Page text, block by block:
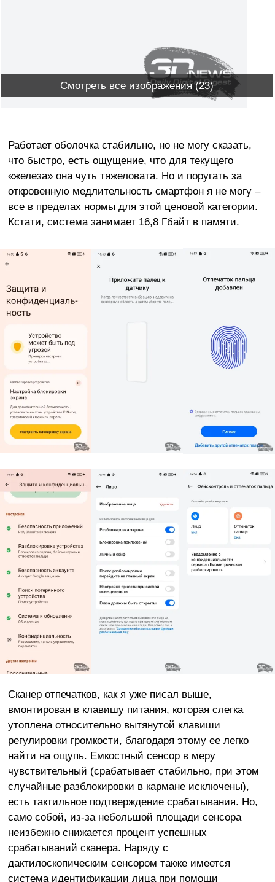
Смотреть все изображения (23)
Работает оболочка стабильно, но не могу сказать,
что быстро, есть ощущение, что для текущего
«железа» она чуть тяжеловата. Но и поругать за
откровенную медлительность смартфон я не могу –
все в пределах нормы для этой ценовой категории.
Кстати, система занимает 16,8 Гбайт в памяти.
Сканер отпечатков, как я уже писал выше,
вмонтирован в клавишу питания, которая слегка
утоплена относительно вытянутой клавиши
регулировки громкости, благодаря этому ее легко
найти на ощупь. Емкостный сенсор в меру
чувствительный (срабатывает стабильно, при этом
случайные разблокировки в кармане исключены),
есть тактильное подтверждение срабатывания. Но,
само собой, из-за небольшой площади сенсора
неизбежно снижается процент успешных
срабатываний сканера. Наряду с
дактилоскопическим сенсором также имеется
система идентификации лица при помощи